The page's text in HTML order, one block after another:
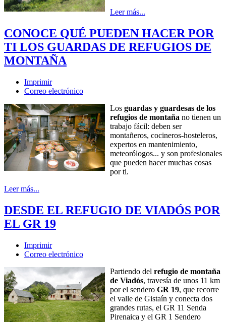
Leer más...
CONOCE QUÉ PUEDEN HACER POR
TI LOS GUARDAS DE REFUGIOS DE
MONTAÑA
Imprimir
Correo electrónico
Los guardas y guardesas de los
refugios de montaña no tienen un
trabajo fácil: deben ser
montañeros, cocineros-hosteleros,
expertos en mantenimiento,
meteorólogos... y son profesionales
que pueden hacer muchas cosas
por ti.
Leer más...
DESDE EL REFUGIO DE VIADÓS POR
EL GR 19
Imprimir
Correo electrónico
Partiendo del refugio de montaña
de Viadós, travesía de unos 11 km
por el sendero GR 19, que recorre
el valle de Gistaín y conecta dos
grandes rutas, el GR 11 Senda
Pirenaica y el GR 1 Sendero